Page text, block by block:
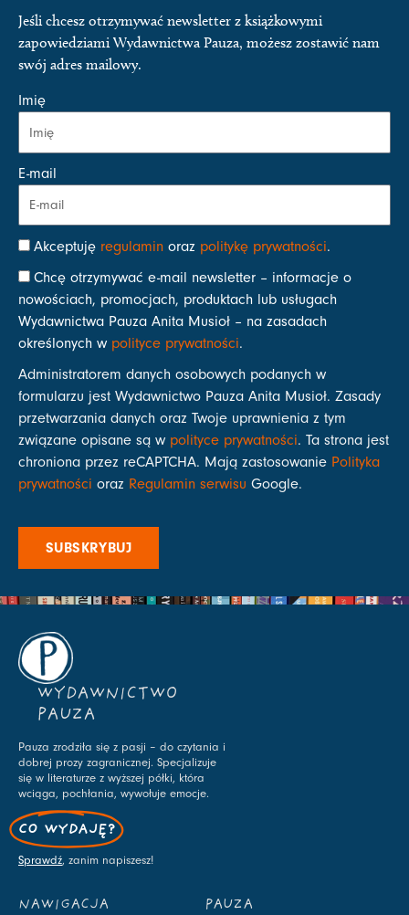
Jeśli chcesz otrzymywać newsletter z książkowymi
zapowiedziami Wydawnictwa Pauza, możesz zostawić nam
swój adres mailowy.
Imię
E-mail
Akceptuję regulamin oraz politykę prywatności.
Chcę otrzymywać e-mail newsletter – informacje o
nowościach, promocjach, produktach lub usługach
Wydawnictwa Pauza Anita Musioł – na zasadach
określonych w polityce prywatności.
Administratorem danych osobowych podanych w
formularzu jest Wydawnictwo Pauza Anita Musioł. Zasady
przetwarzania danych oraz Twoje uprawnienia z tym
związane opisane są w polityce prywatności. Ta strona jest
chroniona przez reCAPTCHA. Mają zastosowanie Polityka
prywatności oraz Regulamin serwisu Google.
SUBSKRYBUJ
WYDAWNICTWO
PAUZA
Pauza zrodziła się z pasji – do czytania i
dobrej prozy zagranicznej. Specjalizuje
się w literaturze z wyższej półki, która
wciąga, pochłania, wywołuje emocje.
CO WYDAJĘ?
Sprawdź, zanim napiszesz!
NAWIGACJA PAUZA